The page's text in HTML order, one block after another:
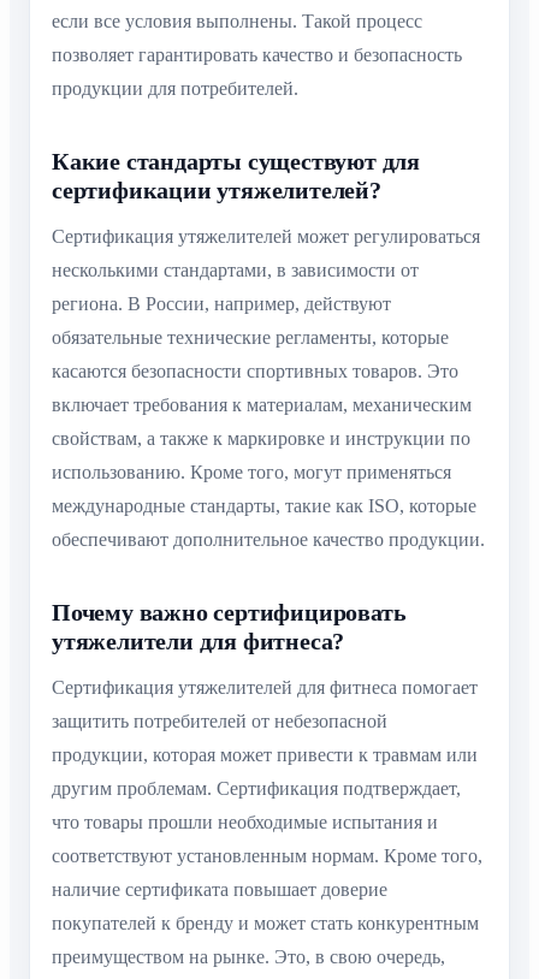
если все условия выполнены. Такой процесс
позволяет гарантировать качество и безопасность
продукции для потребителей.
Какие стандарты существуют для
сертификации утяжелителей?
Сертификация утяжелителей может регулироваться
несколькими стандартами, в зависимости от
региона. В России, например, действуют
обязательные технические регламенты, которые
касаются безопасности спортивных товаров. Это
включает требования к материалам, механическим
свойствам, а также к маркировке и инструкции по
использованию. Кроме того, могут применяться
международные стандарты, такие как ISO, которые
обеспечивают дополнительное качество продукции.
Почему важно сертифицировать
утяжелители для фитнеса?
Сертификация утяжелителей для фитнеса помогает
защитить потребителей от небезопасной
продукции, которая может привести к травмам или
другим проблемам. Сертификация подтверждает,
что товары прошли необходимые испытания и
соответствуют установленным нормам. Кроме того,
наличие сертификата повышает доверие
покупателей к бренду и может стать конкурентным
преимуществом на рынке. Это, в свою очередь,